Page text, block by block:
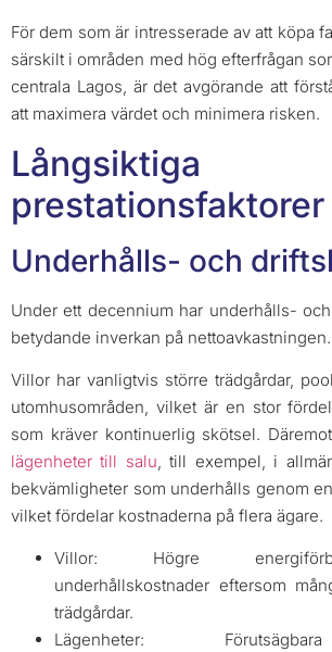
För dem som är intresserade av att köpa
särskilt i områden med hög efterfrågan
centrala Lagos, är det avgörande att
att maximera värdet och minimera risken.
Långsiktiga
prestationsfaktorer
Underhålls- och
Under ett decennium har underhålls-
betydande inverkan på nettoavkastningen.
Villor har vanligtvis större trädgårdar,
utomhusområden, vilket är en stor
som kräver kontinuerlig skötsel.
lägenheter till salu, till exempel, i
bekvämligheter som underhålls genom
vilket fördelar kostnaderna på flera ägare.
Villor: Högre
underhållskostnader eftersom
trädgårdar.
Lägenheter: